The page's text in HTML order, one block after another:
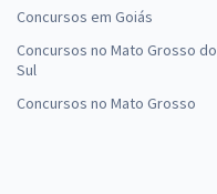
Concursos em Goiás
Concursos no Mato Grosso do
Sul
Concursos no Mato Grosso